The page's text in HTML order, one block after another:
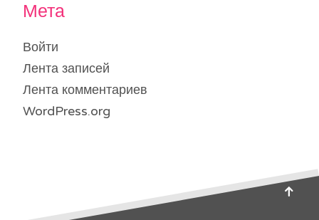
Мета
Войти
Лента записей
Лента комментариев
WordPress.org